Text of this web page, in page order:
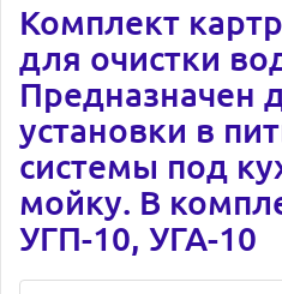
Комплект
для очистки
Предназначен
установки в
системы под
мойку. В
УГП-10, УГА-10